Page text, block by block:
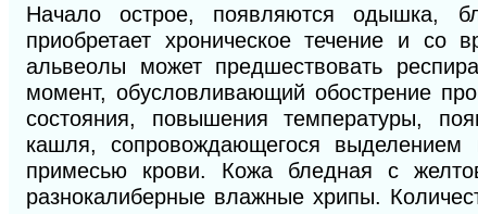
Начало острое, появляются одышка,
приобретает хроническое течение и со
альвеолы может предшествовать
момент, обусловливающий обострение
состояния, повышения температуры,
кашля, сопровождающегося
примесью крови. Кожа бледная с
разнокалиберные влажные хрипы.